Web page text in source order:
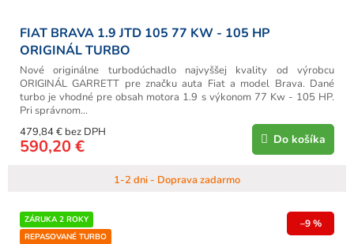
FIAT BRAVA 1.9 JTD 105 77 KW - 105 HP
ORIGINÁL TURBO
1-2 dni - Doprava zadarmo
479,84 € bez DPH
590,20 € Do košíka
Nové originálne turbodúchadlo najvyššej kvality od výrobcu
ORIGINÁL GARRETT pre značku auta Fiat a model Brava. Dané
turbo je vhodné pre obsah motora 1.9 s výkonom 77 Kw - 105 HP.
Pri správnom...
ZÁRUKA 2 ROKY
REPASOVANÉ TURBO
–9 %